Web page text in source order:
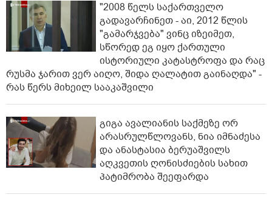
"2008 წელს საქართველო
გადავარჩინეთ - აი, 2012 წლის
"გამარჯვება" ვინც იზეიმეთ,
სწორედ ეგ იყო ქართული
ისტორიული კატასტროფა და რაც
რუსმა ჯარით ვერ აიღო, შიდა ღალატით გაინაღდა" -
რას წერს მიხეილ სააკაშვილი
გიგა ავალიანის საქმეზე ორ
არასრულწლოვანს, ნია იმნაძესა
და ანასტასია ბერუაშვილს
აღკვეთის ღონისძიების სახით
პატიმრობა შეეფარდა